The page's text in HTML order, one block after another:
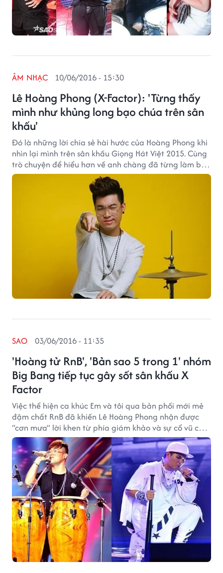
Lê Hoàng Phong (X-Factor): 'Từng thấy
mình như khủng long bạo chúa trên sân
khấu'
ÂM NHẠC 10/06/2016 - 15:30
Đó là những lời chia sẻ hài hước của Hoàng Phong khi
nhìn lại mình trên sân khấu Giọng Hát Việt 2015. Cùng
trò chuyện để hiểu hơn về anh chàng đã từng làm bộ
tứ HLV X-Factor 2016 náo loạn với những bản cover
'Hoàng tử RnB', 'Bản sao 5 trong 1' nhóm
Big Bang tiếp tục gây sốt sân khấu X
Factor
SAO 03/06/2016 - 11:35
Việc thể hiện ca khúc Em và tôi qua bản phối mới mẻ
đậm chất RnB đã khiến Lê Hoàng Phong nhận được
“cơn mưa” lời khen từ phía giám khảo và sự cổ vũ của
khán giả.